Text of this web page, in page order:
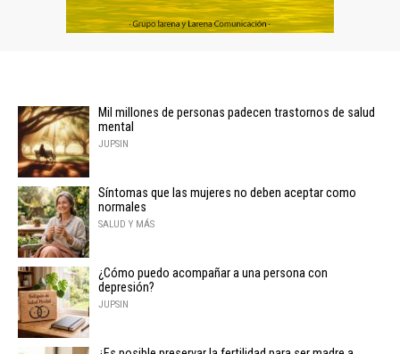
Mil millones de personas padecen trastornos de salud
mental
JUPSIN
Síntomas que las mujeres no deben aceptar como
normales
SALUD Y MÁS
¿Cómo puedo acompañar a una persona con
depresión?
JUPSIN